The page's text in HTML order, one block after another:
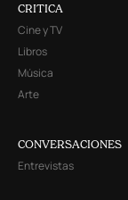
CRITICA
Cine y TV
Libros
Música
Arte
CONVERSACIONES
Entrevistas